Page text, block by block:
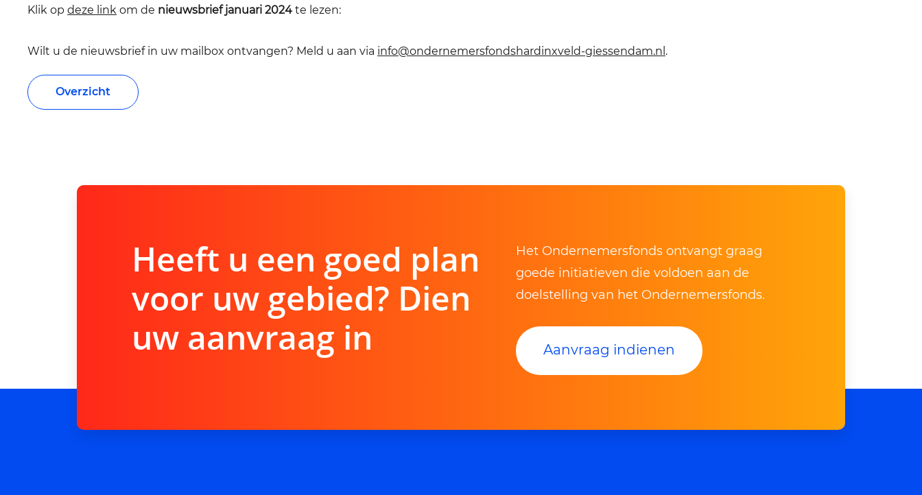
Klik op deze link om de nieuwsbrief januari 2024 te lezen:
Wilt u de nieuwsbrief in uw mailbox ontvangen? Meld u aan via info@ondernemersfondshardinxveld-giessendam.nl .
Overzicht
Heeft u een goed plan
voor uw gebied? Dien
uw aanvraag in
Het Ondernemersfonds ontvangt graag
goede initiatieven die voldoen aan de
doelstelling van het Ondernemersfonds.
Aanvraag indienen